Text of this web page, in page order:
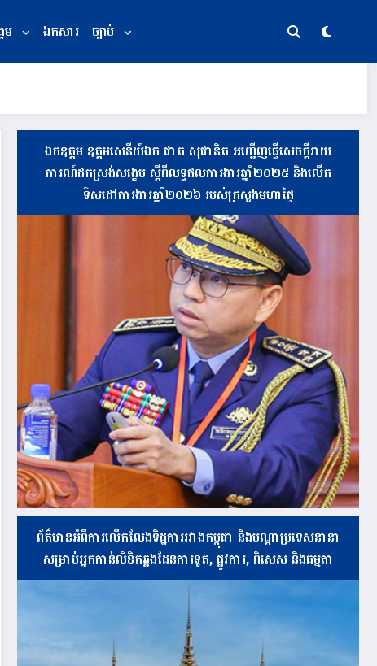
ម ឯកសារ ច្បាប់
ឯកឧត្តម ឧត្តមសេនីយ៍ឯក ផាត សុផានិត អញ្ជើញធ្វើសេចក្តីរាយ
ការណ៍ដកស្រង់សង្ខេប ស្តីពីលទ្ធផលការងារឆ្នាំ២០២៥ និងលើក
ទិសដៅការងារឆ្នាំ២០២៦ របស់ក្រសួងមហាផ្ទៃ
ព័ត៌មានអំពីការលើកលែងទិដ្ឋការរវាងកម្ពុជា និងបណ្ដាប្រទេសនានា
សម្រាប់អ្នកកាន់លិខិតឆ្លងដែនការទូត, ផ្លូវការ, ពិសេស និងធម្មតា